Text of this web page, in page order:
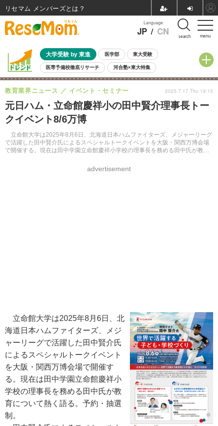
menu
Language
JP / CN search
大学受験 by 東進 医学部 東大受験
医専予備校徹底リサーチ 河合塾×東大特集
親子で考える大学選び 高校受験 中学受験 小学校受験
共通テスト 夏休み 8月開催学校説明会・相談会
8月開催イベント・WS 全国公立高校 過去問 人気記事
自由研究教材（小学生向け）
元日ハム・立命館慶祥小の田中賢介理事長トー
クイベント8/6万博
立命館大学は2025年8月6日、北海道日本ハムファイターズ、メジャーリーグ
で活躍した田中賢介氏によるスペシャルトークイベントを大阪・関西万博会場
で開催する。現在は田中学園立命館慶祥小学校の理事長を務める田中氏が教育
教育業界ニュース イベント・セミナー
advertisement
2025.7.17 Thu 19:15
立命館大学は2025年8月6日、北
海道日本ハムファイターズ、メジ
ャーリーグで活躍した田中賢介氏
によるスペシャルトークイベント
を大阪・関西万博会場で開催す
る。現在は田中学園立命館慶祥小
学校の理事長を務める田中氏が教
育について熱く語る。予約・抽選
制。
リセマム メンバーズ